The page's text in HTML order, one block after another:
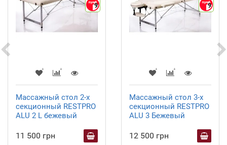
9
Массажный стол 2-х
секционный RESTPRO
ALU 2 L бежевый
11 500 грн
9
Массажный стол 3-х
секционный RESTPRO
ALU 3 Бежевый
12 500 грн